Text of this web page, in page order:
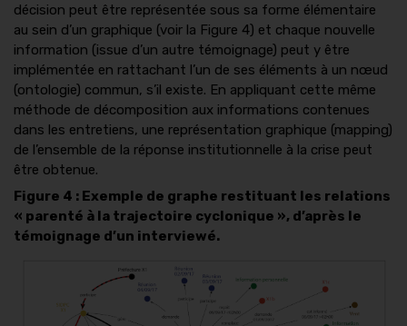
décision peut être représentée sous sa forme élémentaire
au sein d’un graphique (voir la Figure 4) et chaque nouvelle
information (issue d’un autre témoignage) peut y être
implémentée en rattachant l’un de ses éléments à un nœud
(ontologie) commun, s’il existe. En appliquant cette même
méthode de décomposition aux informations contenues
dans les entretiens, une représentation graphique (mapping)
de l’ensemble de la réponse institutionnelle à la crise peut
être obtenue.
Figure 4 : Exemple de graphe restituant les relations
« parenté à la trajectoire cyclonique », d’après le
témoignage d’un interviewé.